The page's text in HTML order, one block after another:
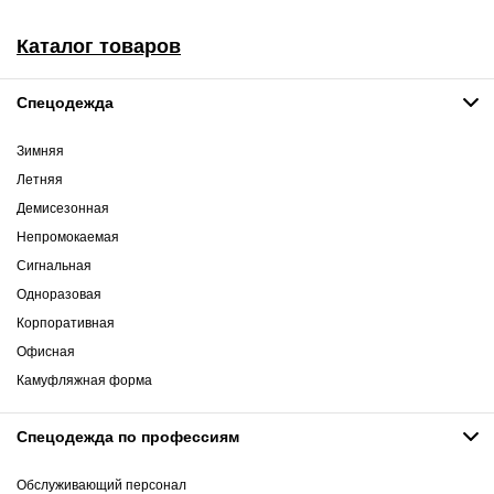
Каталог товаров
Спецодежда
Зимняя
Летняя
Демисезонная
Непромокаемая
Сигнальная
Одноразовая
Корпоративная
Офисная
Камуфляжная форма
Спецодежда по профессиям
Обслуживающий персонал